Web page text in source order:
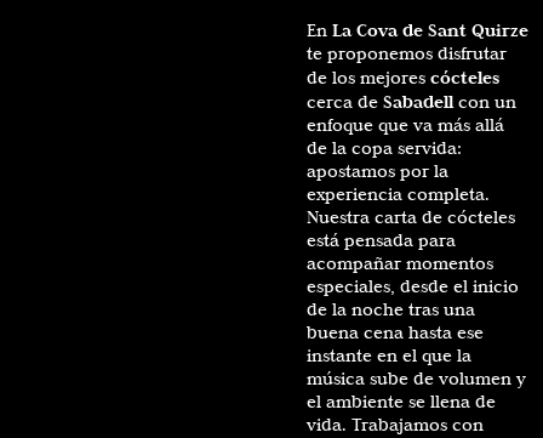
En La Cova de Sant Quirze
te proponemos disfrutar
de los mejores cócteles
cerca deSabadellcon un
enfoque que va más allá
de la copa servida:
apostamos por la
experiencia completa.
Nuestra carta de cócteles
está pensada para
acompañar momentos
especiales, desde el inicio
de la noche tras una
buena cena hasta ese
instante en el que la
música sube de volumen y
el ambiente se llena de
vida. Trabajamos con